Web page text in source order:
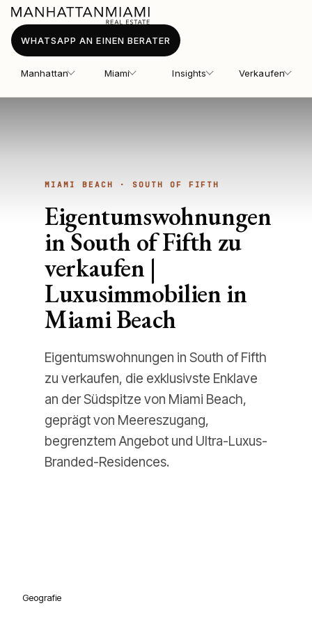
Manhattan Miami Insights Verkaufen
WHATSAPP AN EINEN BERATER
MIAMI BEACH · SOUTH OF FIFTH
Eigentumswohnungen
in South of Fifth zu
verkaufen |
Luxusimmobilien in
Miami Beach
Eigentumswohnungen in South of Fifth
zu verkaufen, die exklusivste Enklave
an der Südspitze von Miami Beach,
geprägt von Meereszugang,
begrenztem Angebot und Ultra-Luxus-
Branded-Residences.
Geografie